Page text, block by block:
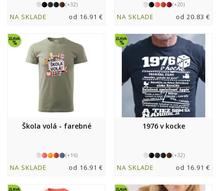
(+32)
NA SKLADE od 16.91 €
(+20)
NA SKLADE od 20.83 €
Škola volá - farebné
(+16)
NA SKLADE od 16.91 €
1976 v kocke
(+32)
NA SKLADE od 16.91 €